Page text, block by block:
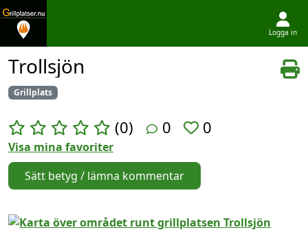
Logga in
Trollsjön
Grillplats
(0) 0 0
Visa mina favoriter
Sätt betyg / lämna kommentar